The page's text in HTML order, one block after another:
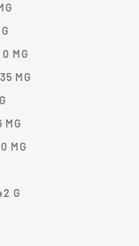
MG
MG
MG
MG
G